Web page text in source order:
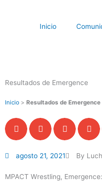
Inicio
Resultados de Emergence
Inicio > Resultados de Emergence
agosto 21, 2021 By
MPACT Wrestling, Emergence: